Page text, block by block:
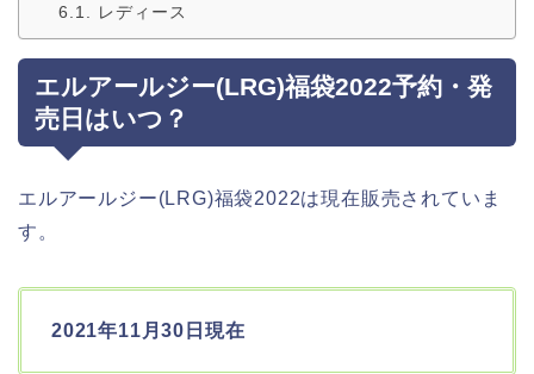
レディース
エルアールジー(LRG)福袋2022予約・発
売日はいつ？
エルアールジー(LRG)福袋2022は現在販売されていま
す。
2021年11月30日現在